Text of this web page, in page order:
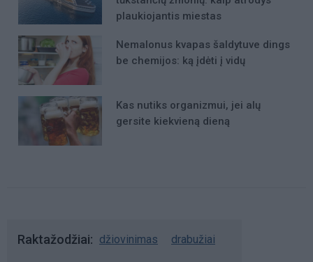
plaukiojantis miestas
Nemalonus kvapas šaldytuve dings
be chemijos: ką įdėti į vidų
Kas nutiks organizmui, jei alų
gersite kiekvieną dieną
Raktažodžiai džiovinimas drabužiai